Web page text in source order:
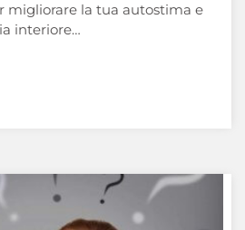
migliorare la tua autostima e
interiore…